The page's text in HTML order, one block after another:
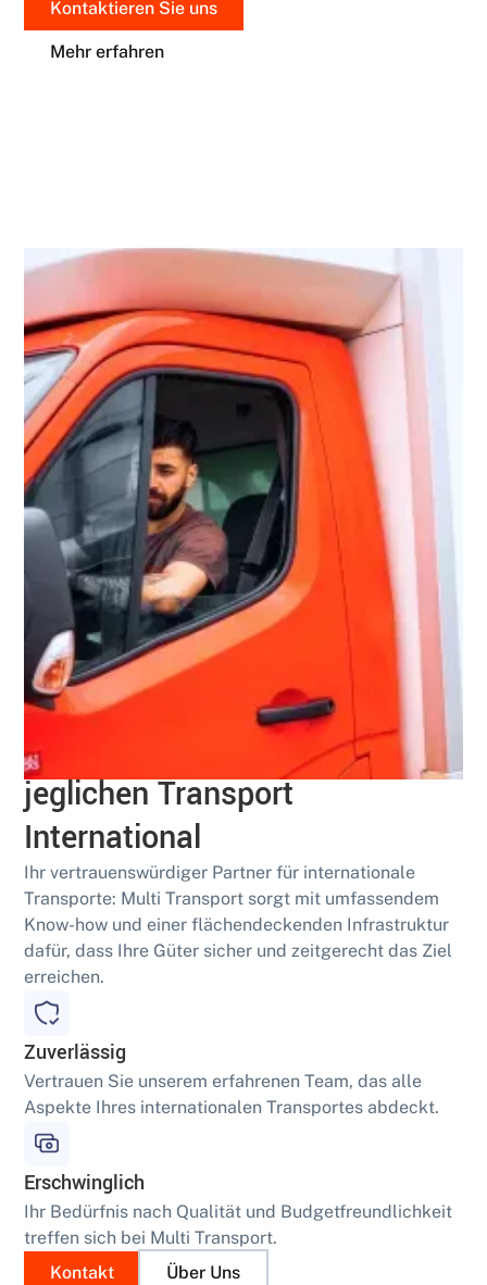
Kontaktieren Sie uns
Mehr erfahren
Qualifiziert
Multi Transport: Ihr Partner für
jeglichen Transport
International
Ihr vertrauenswürdiger Partner für internationale
Transporte: Multi Transport sorgt mit umfassendem
Know-how und einer flächendeckenden Infrastruktur
dafür, dass Ihre Güter sicher und zeitgerecht das Ziel
erreichen.
Zuverlässig
Vertrauen Sie unserem erfahrenen Team, das alle
Aspekte Ihres internationalen Transportes abdeckt.
Erschwinglich
Ihr Bedürfnis nach Qualität und Budgetfreundlichkeit
treffen sich bei Multi Transport.
Kontakt
Über Uns